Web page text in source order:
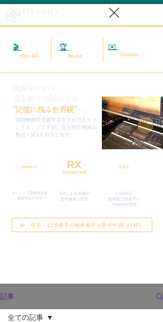
🎬
Film MA
🏆
Works
✉️
Contact
​国際映画祭受賞作品を手がけたサウ
ンドエンジニアが、自主制作映画の
整音・MAを担当します。
”記憶に残る世界観”へ。
WINNER RX
Advanced
マドリード国際映画祭
​受賞作品を担当
RXによる先端の
​音声修復に対応
5.1ch
5.1ch対応
映画館上映基準の
MA&MIX環境
📅 現在：12月着手の映画案件を受付中(残り1枠）
記事
全ての記事